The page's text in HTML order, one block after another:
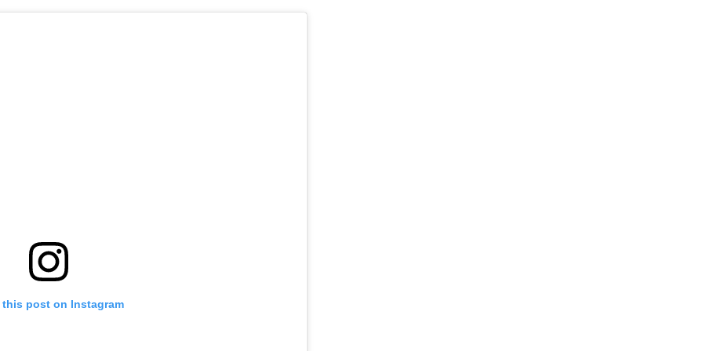
this post on Instagram